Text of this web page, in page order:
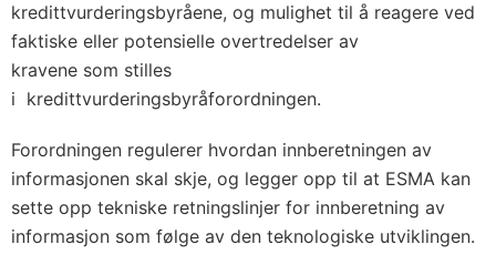
kredittvurderingsbyråene, og mulighet til å reagere ved
faktiske eller potensielle overtredelser av
kravene som stilles
i kredittvurderingsbyråforordningen.
Forordningen regulerer hvordan innberetningen av
informasjonen skal skje, og legger opp til at ESMA kan
sette opp tekniske retningslinjer for innberetning av
informasjon som følge av den teknologiske utviklingen.